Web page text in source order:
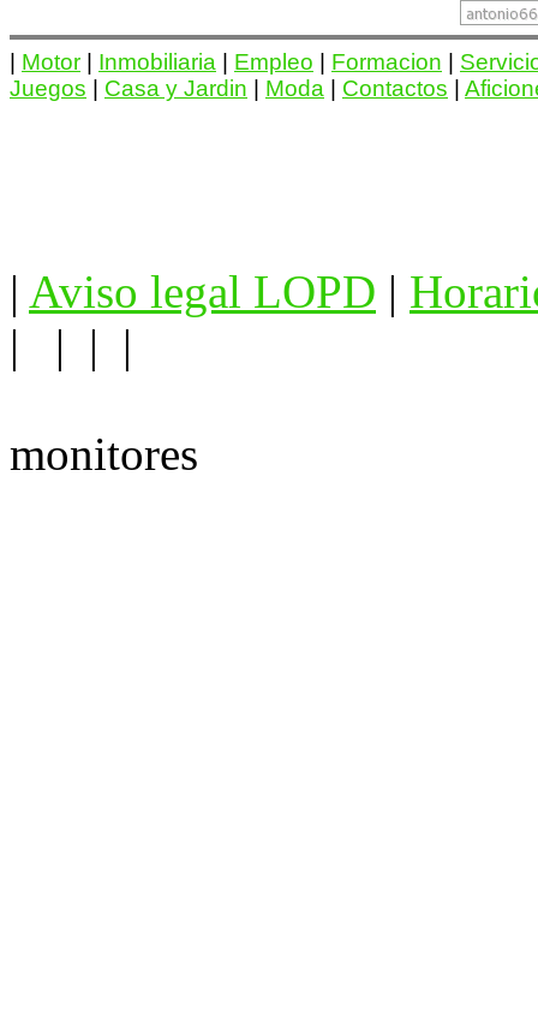
| Motor | Inmobiliaria | Empleo | Formacion |
Juegos | Casa y Jardin | Moda | Contactos |
| Aviso legal LOPD |
| | | |
monitores